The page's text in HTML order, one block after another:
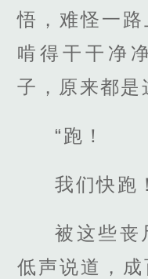
悟，难怪一
啃得干干净
子，原来都是
“跑！
我们快跑
被这些丧
低声说道，